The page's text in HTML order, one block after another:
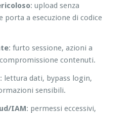
: upload senza
porta a esecuzione di codice
: furto sessione, azioni a
contenuti.
: lettura dati, bypass login,
sensibili.
IAM: permessi eccessivi,